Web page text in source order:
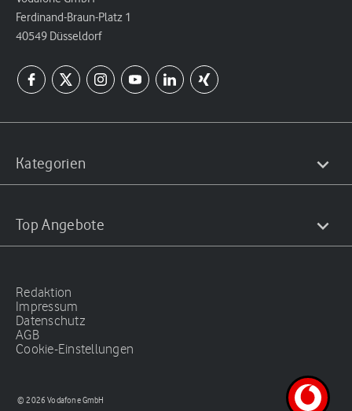
Ferdinand-Braun-Platz 1
40549 Düsseldorf
Kategorien
Top Angebote
Redaktion
Impressum
Datenschutz
AGB
Cookie-Einstellungen
© 2026 Vodafone GmbH